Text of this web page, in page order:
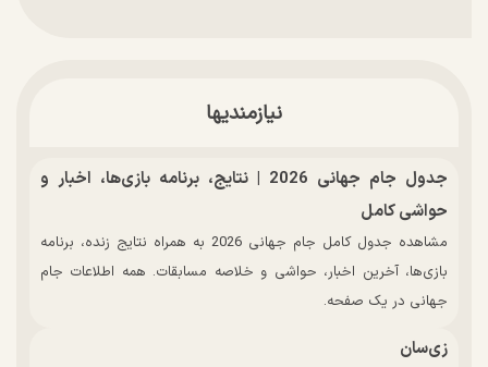
نیازمندیها
جدول جام جهانی 2026 | نتایج، برنامه بازی‌ها، اخبار و
حواشی کامل
مشاهده جدول کامل جام جهانی 2026 به همراه نتایج زنده، برنامه
بازی‌ها، آخرین اخبار، حواشی و خلاصه مسابقات. همه اطلاعات جام
جهانی در یک صفحه.
زی‌سان